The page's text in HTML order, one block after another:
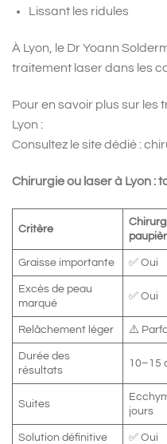
Lissant les ridules
À Lyon, le Dr Yoann
traitement laser dans les
Pour en savoir plus sur
Lyon :
Consultez le site dédié :
Chirurgie ou laser à Lyon :
Critère
Graisse importante ✅ Oui
Excès de peau
marqué
✅ Oui
Relâchement léger ⚠️
Durée des
résultats
10–15
Suites
jours
Solution définitive ✅ Oui